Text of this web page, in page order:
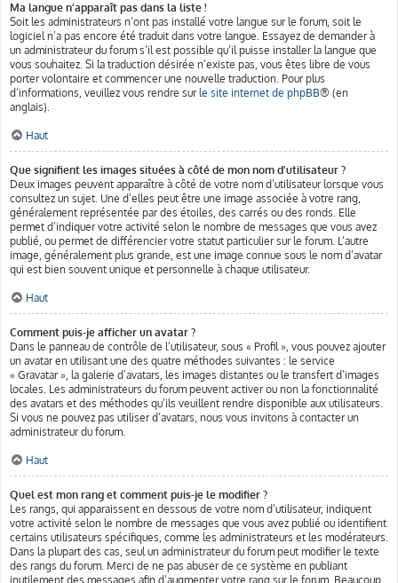
Ma langue n’apparaît pas dans la liste !
Soit les administrateurs n’ont pas installé votre langue sur le forum, soit le
logiciel n’a pas encore été traduit dans votre langue. Essayez de demander à
un administrateur du forum s’il est possible qu’il puisse installer la langue que
vous souhaitez. Si la traduction désirée n’existe pas, vous êtes libre de vous
porter volontaire et commencer une nouvelle traduction. Pour plus
d’informations, veuillez vous rendre surle site internet de phpBB® (en
anglais).
Haut
Que signifient les images situées à côté de mon nom d’utilisateur ?
Deux images peuvent apparaître à côté de votre nom d’utilisateur lorsque vous
consultez un sujet. Une d’elles peut être une image associée à votre rang,
généralement représentée par des étoiles, des carrés ou des ronds. Elle
permet d’indiquer votre activité selon le nombre de messages que vous avez
publié, ou permet de différencier votre statut particulier sur le forum. L’autre
image, généralement plus grande, est une image connue sous le nom d’avatar
qui est bien souvent unique et personnelle à chaque utilisateur.
Haut
Comment puis-je afficher un avatar ?
Dans le panneau de contrôle de l’utilisateur, sous « Profil », vous pouvez ajouter
un avatar en utilisant une des quatre méthodes suivantes : le service
« Gravatar », la galerie d’avatars, les images distantes ou le transfert d’images
locales. Les administrateurs du forum peuvent activer ou non la fonctionnalité
des avatars et des méthodes qu’ils veuillent rendre disponible aux utilisateurs.
Si vous ne pouvez pas utiliser d’avatars, nous vous invitons à contacter un
administrateur du forum.
Haut
Quel est mon rang et comment puis-je le modifier ?
Les rangs, qui apparaissent en dessous de votre nom d’utilisateur, indiquent
votre activité selon le nombre de messages que vous avez publié ou identifient
certains utilisateurs spécifiques, comme les administrateurs et les modérateurs.
Dans la plupart des cas, seul un administrateur du forum peut modifier le texte
des rangs du forum. Merci de ne pas abuser de ce système en publiant
inutilement des messages afin d’augmenter votre rang sur le forum. Beaucoup